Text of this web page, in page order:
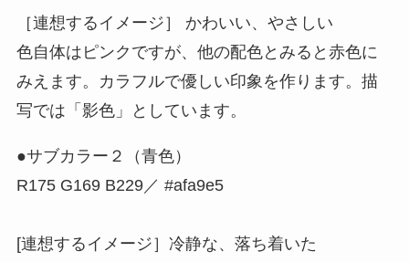
［連想するイメージ］ かわいい、やさしい
色自体はピンクですが、他の配色とみると赤色に
みえます。カラフルで優しい印象を作ります。描
写では「影色」としています。
●サブカラー２（青色）
R175 G169 B229／ #afa9e5
[連想するイメージ］冷静な、落ち着いた